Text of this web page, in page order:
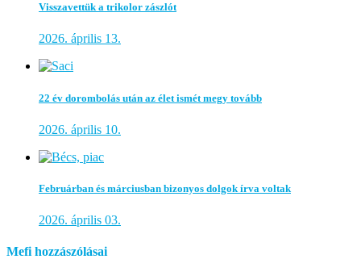
Visszavettük a trikolor zászlót
2026. április 13.
22 év dorombolás után az élet ismét megy tovább
2026. április 10.
Februárban és márciusban bizonyos dolgok írva voltak
2026. április 03.
Mefi hozzászólásai